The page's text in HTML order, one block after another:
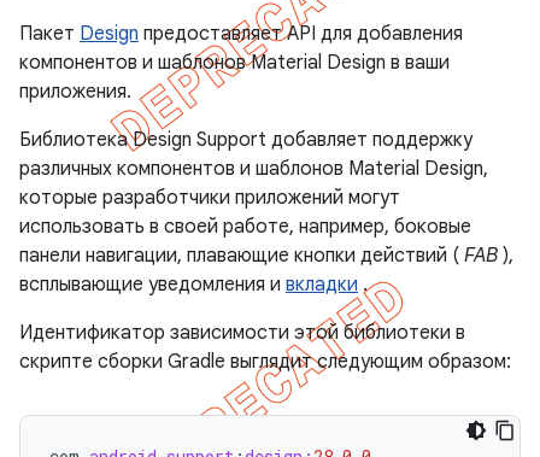
Пакет Design предоставляет API для добавления
компонентов и шаблонов Material Design в ваши
приложения.
Библиотека Design Support добавляет поддержку
различных компонентов и шаблонов Material Design,
которые разработчики приложений могут
использовать в своей работе, например, боковые
панели навигации, плавающие кнопки действий ( FAB ),
всплывающие уведомления и вкладки .
Идентификатор зависимости этой библиотеки в
скрипте сборки Gradle выглядит следующим образом: